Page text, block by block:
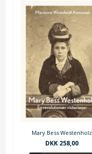
Mary Bess Westenholz
DKK 258,00